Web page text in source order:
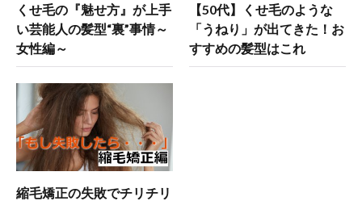
くせ毛の『魅せ方』が上手
い芸能人の髪型“裏”事情～
女性編～
【50代】くせ毛のような
「うねり」が出てきた！お
すすめの髪型はこれ
縮毛矯正の失敗でチリチリ